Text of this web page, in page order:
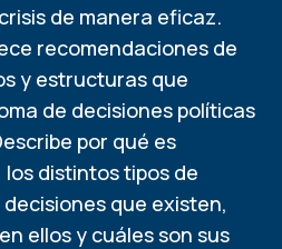
de manera eficaz.
recomendaciones de
y estructuras que
de decisiones políticas
por qué es
distintos tipos de
que existen,
ellos y cuáles son sus